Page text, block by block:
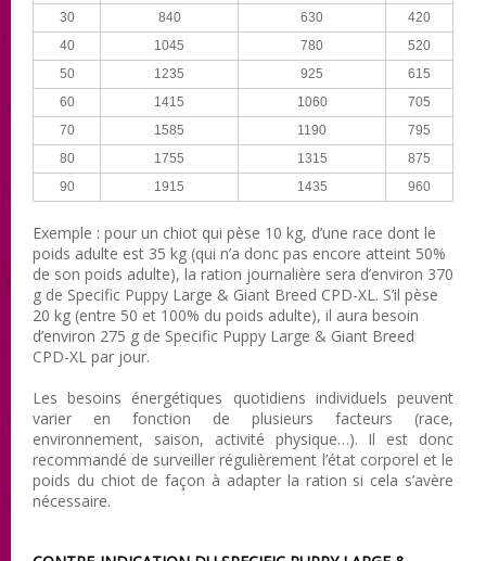
30 840 630
420
40
1045 780
520
50
1235 925
615
60
1415 1060
705
70
1585 1190
795
80
1755 1315
875
90
1915 1435 960
Exemple : pour un chiot qui pèse 10 kg, d’une race dont le
poids adulte est 35 kg (qui n’a donc pas encore atteint 50%
de son poids adulte), la ration journalière sera d’environ 370
g de Specific Puppy Large & Giant Breed CPD-XL . S’il pèse
20 kg (entre 50 et 100% du poids adulte), il aura besoin
d’environ 275 g de Specific Puppy Large & Giant Breed
CPD-XL par jour.
Les besoins énergétiques quotidiens individuels peuvent
varier en fonction de plusieurs facteurs (race,
environnement, saison, activité physique…). Il est donc
recommandé de surveiller régulièrement l’état corporel et le
poids du chiot de façon à adapter la ration si cela s’avère
nécessaire.